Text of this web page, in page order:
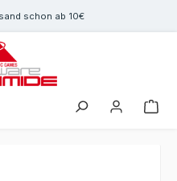
schon ab 10€